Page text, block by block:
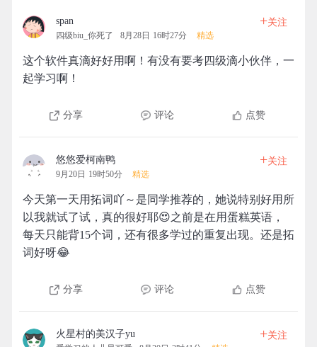
span
四级biu_你死了 8月28日 16时27分 精选
+关注
这个软件真滴好好用啊！有没有要考四级滴小伙伴，一
起学习啊！
分享 评论 点赞
悠悠爱柯南鸭
9月20日 19时50分 精选
+关注
今天第一天用拓词吖～是同学推荐的，她说特别好用所
以我就试了试，真的很好耶😍之前是在用蛋糕英语，
每天只能背15个词，还有很多学过的重复出现。还是拓
词好呀😂
分享 评论 点赞
火星村的美汉子yu +关注